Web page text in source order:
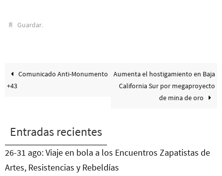
Guardar.
Comunicado Anti-Monumento
+43
Aumenta el hostigamiento en Baja
California Sur por megaproyecto
de mina de oro
Entradas recientes
26-31 ago: Viaje en bola a los Encuentros Zapatistas de
Artes, Resistencias y Rebeldías